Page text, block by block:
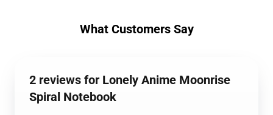
What Customers Say
2 reviews for Lonely Anime Moonrise
Spiral Notebook